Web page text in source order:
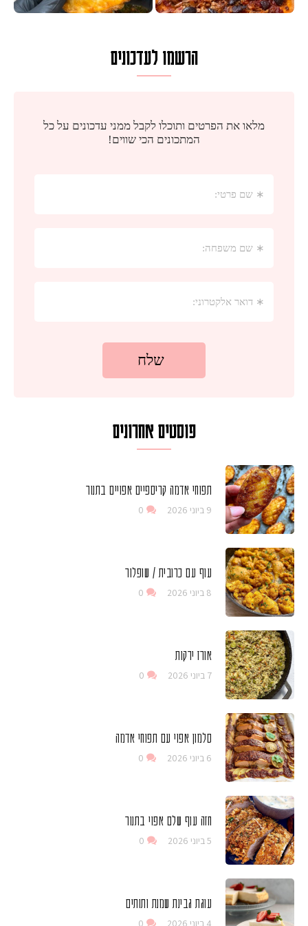
הרשמו לעדכונים
פוסטים אחרונים
תפוחי אדמה קריספיים אפויים בתנור
9 ביוני 2026 0
עוף עם כרובית / שופלור
8 ביוני 2026 0
אורז ירקות
7 ביוני 2026 0
סלמון אפוי עם תפוחי אדמה
6 ביוני 2026 0
חזה עוף שלם אפוי בתנור
5 ביוני 2026 0
עוגת גבינת שמנת ותותים
4 ביוני 2026 0